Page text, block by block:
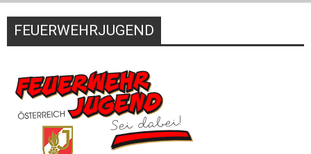
FEUERWEHRJUGEND